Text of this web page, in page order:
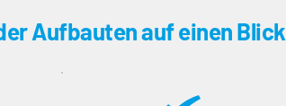
Aufbauten auf einen Blick